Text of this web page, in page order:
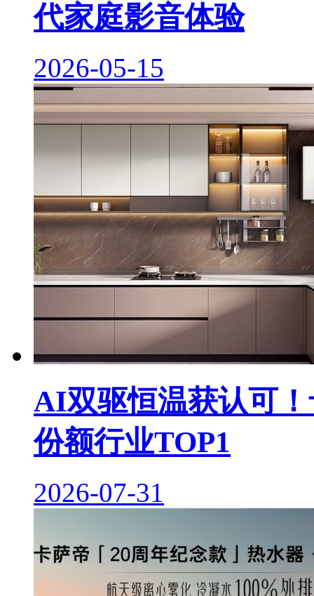
代家庭影音体验
2026-05-15
AI双驱恒温获认可
份额行业TOP1
2026-07-31